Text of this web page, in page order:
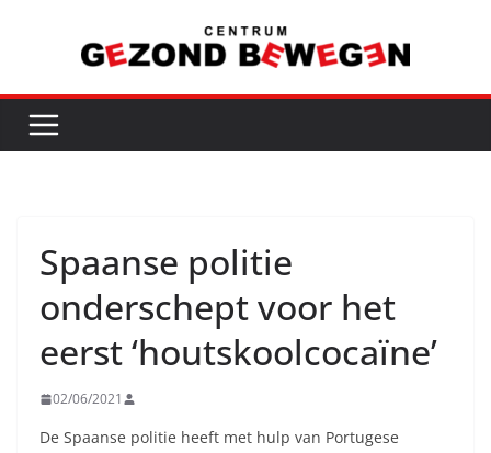
inhoud
Spaanse politie
onderschept voor het
eerst ‘houtskoolcocaïne’
02/06/2021
De Spaanse politie heeft met hulp van Portugese